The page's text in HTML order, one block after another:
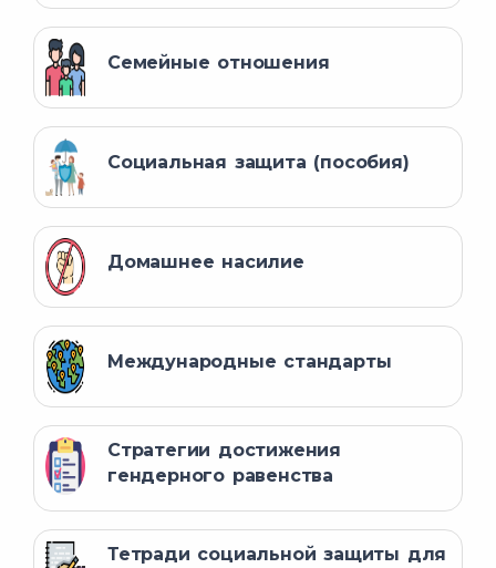
Семейные отношения
Социальная защита (пособия)
Домашнее насилие
Международные стандарты
Стратегии достижения
гендерного равенства
Тетради социальной защиты для